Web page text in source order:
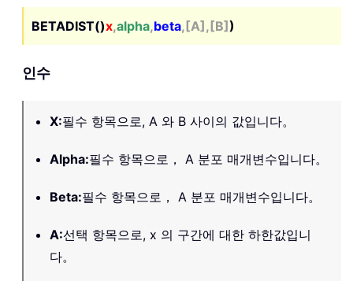
BETADIST()x,alpha,beta,[A],[B])
인수
X:필수 항목으로, A 와 B 사이의 값입니다。
Alpha:필수 항목으로， A 분포 매개변수입니다。
Beta:필수 항목으로， A 분포 매개변수입니다。
A:선택 항목으로, x 의 구간에 대한 하한값입니
다。